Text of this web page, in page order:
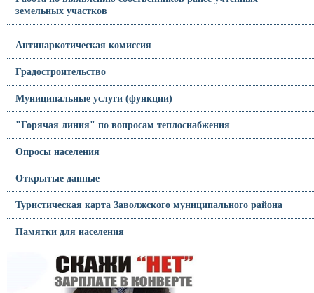
земельных участков
Антинаркотическая комиссия
Градостроительство
Муниципальные услуги (функции)
"Горячая линия" по вопросам теплоснабжения
Опросы населения
Открытые данные
Туристическая карта Заволжского муниципального района
Памятки для населения